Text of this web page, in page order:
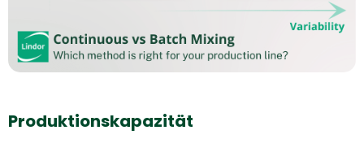
Produktionskapazität